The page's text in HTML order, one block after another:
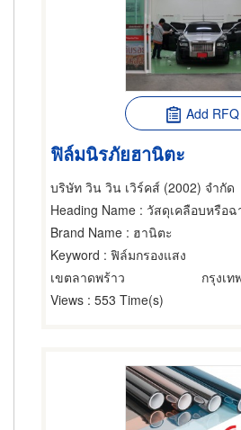
Add RFQ
ฟิล์มนิรภัยฮานิตะ
บริษัท วิน วิน เวิร์คส์ (2002) จำกัด
Heading Name : วัสดุเคลือบหรือฉาบกระจก,ฟิ
Brand Name : ฮานิตะ
Keyword : ฟิล์มกรองแสง
เขตลาดพร้าว
กรุงเ
Views : 553 Time(s)